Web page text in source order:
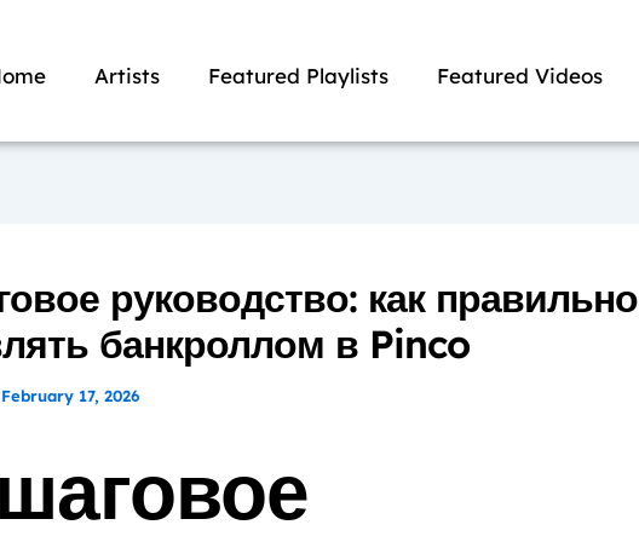
Artists Featured Playlists Featured Videos
руководство: как правильно
банкроллом в Pinco
February 17, 2026